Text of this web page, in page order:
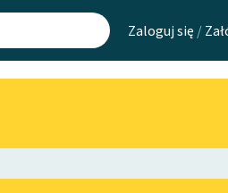
Zaloguj się /
Mapa Wolnych Lektur
Leśmianator